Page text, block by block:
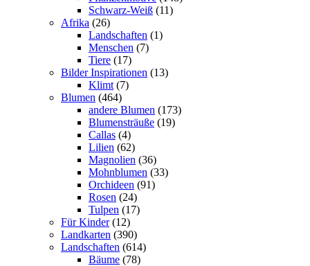
Schwarz-Weiß (11)
Afrika (26)
Landschaften (1)
Menschen (7)
Tiere (17)
Bilder Inspirationen (13)
Klimt (7)
Blumen (464)
andere Blumen (173)
Blumensträuße (19)
Callas (4)
Lilien (62)
Magnolien (36)
Mohnblumen (33)
Orchideen (91)
Rosen (24)
Tulpen (17)
Für Kinder (12)
Landkarten (390)
Landschaften (614)
Bäume (78)